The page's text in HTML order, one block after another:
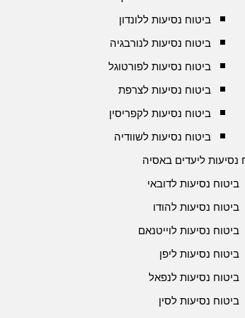
ביטוח נסיעות ללונדון
ביטוח נסיעות לנורבגיה
ביטוח נסיעות לפורטוגל
ביטוח נסיעות לצרפת
ביטוח נסיעות לקפריסין
ביטוח נסיעות לשוודיה
נסיעות ליעדים באסיה
ביטוח נסיעות לדובאי
ביטוח נסיעות להודו
ביטוח נסיעות לוייטנאם
ביטוח נסיעות ליפן
ביטוח נסיעות לנפאל
ביטוח נסיעות לסין